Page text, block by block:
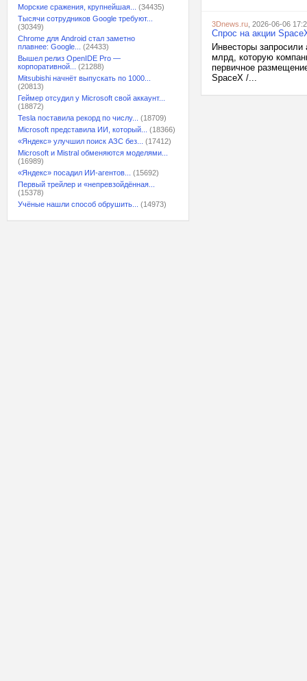
Морские сражения, крупнейшая...
(34435)
Тысячи сотрудников Google требуют...
(30349)
Chrome для Android стал заметно
плавнее: Google...
(24433)
Вышел релиз OpenIDE Pro —
корпоративной...
(21288)
Mitsubishi начнёт выпускать по 1000...
(20813)
Геймер отсудил у Microsoft свой аккаунт...
(18872)
Tesla поставила рекорд по числу...
(18709)
Microsoft представила ИИ, который...
(18366)
«Яндекс» улучшил поиск АЗС без...
(17412)
Microsoft и Mistral обменяются моделями...
(16989)
«Яндекс» посадил ИИ-агентов...
(15692)
Первый трейлер и «непревзойдённая...
(15378)
Учёные нашли способ обрушить...
(14973)
3Dnews.ru , 2026-06-06
Спрос на акции
Инвесторы
млрд, которую
первичное
SpaceX /...